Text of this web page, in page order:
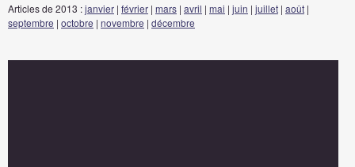
Articles de 2013 :janvier | février | mars | avril | mai | juin | juillet | août |
septembre | octobre | novembre | décembre